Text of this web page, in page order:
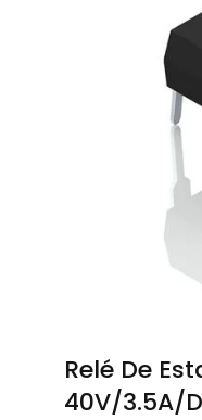
Relé De
40V/3.5A/